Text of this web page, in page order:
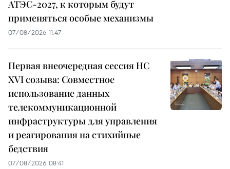
АТЭС-2027, к которым будут
применяться особые механизмы
07/08/2026 11:47
Первая внеочередная сессия НС
XVI созыва: Совместное
использование данных
телекоммуникационной
инфраструктуры для управления
и реагирования на стихийные
бедствия
07/08/2026 08:41